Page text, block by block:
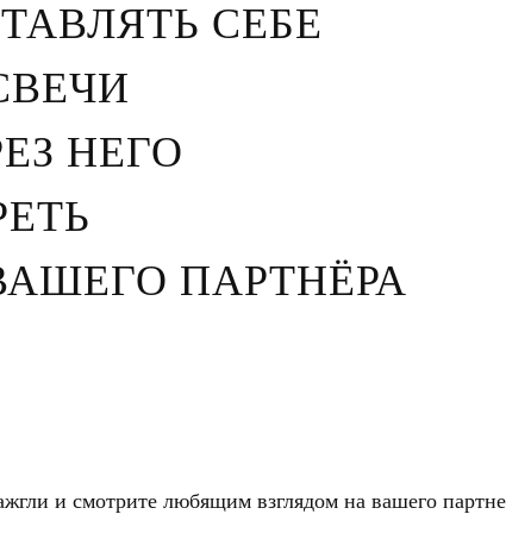
СЕБЕ
НЕГО
ПАРТНЁРА
и смотрите любящим взглядом на вашего